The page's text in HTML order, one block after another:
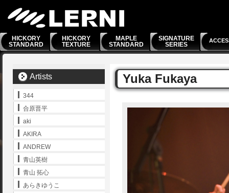
HICKORY
STANDARD
HICKORY
TEXTURE
MAPLE
STANDARD
SIGNATURE
SERIES
Yuka Fukaya
Artists
344
合原晋平
aki
AKIRA
ANDREW
青山英樹
青山 拓心
あらきゆうこ